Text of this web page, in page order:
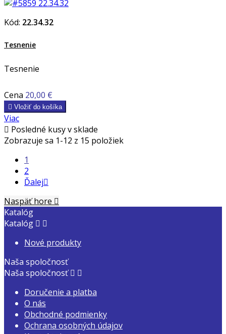
Kód: 22.34.32
Tesnenie
Tesnenie
Cena 20,00 €
 Vložiť do košíka
Viac
 Posledné kusy v sklade
Zobrazuje sa 1-12 z 15 položiek
1
2
Ďalej
Naspäť hore 
Katalóg
Katalóg  
Nové produkty
Naša spoločnosť
Naša spoločnosť  
Doručenie a platba
O nás
Obchodné podmienky
Ochrana osobných údajov